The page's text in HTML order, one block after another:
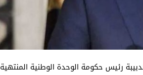
رئيس حكومة الوحدة الوطنية المنتهية